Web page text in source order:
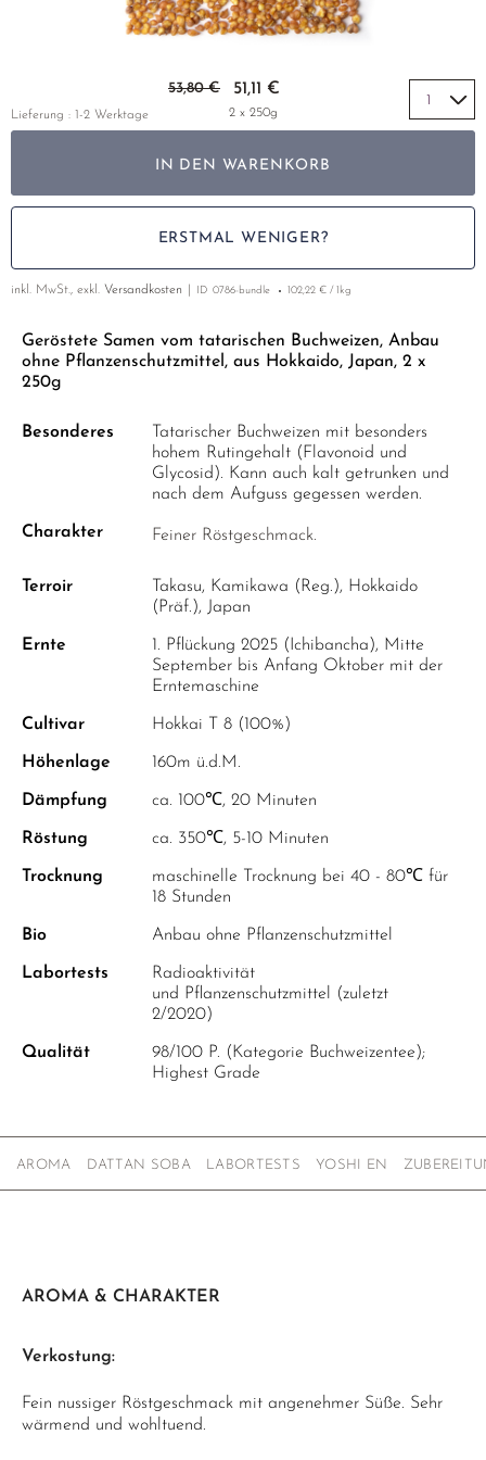
EMPFEHLUNGEN
GELBER TEE
SETS & GIFTS
PHOENIX DANCONG
ZHANGPING SHUI XIAN
EMPFEHLUNGEN
EMPFEHLUNGEN
SETS & GIFTS
NACH SORTE
HIBISKUSBLÜTEN
KURKUMA
LAVENDEL
LINDENBLÜTEN
NANA MINZE
PERUANISCHER SALBEI
ROSENKNOSPEN
SALBEI
SCHWARZE MALVE
THYMIAN
WEISSE MELISSE
YSOP
ZITRONENGRAS
ZITRONENMELISSE
Geröstete Samen vom tatarischen Buchweizen, Anbau
ohne Pflanzenschutzmittel, aus Hokkaido, Japan, 2 x
250g
Besonderes
Tatarischer Buchweizen mit besonders
hohem Rutingehalt (Flavonoid und
Glycosid). Kann auch kalt getrunken und
nach dem Aufguss gegessen werden.
Charakter Feiner Röstgeschmack.
Terroir
Takasu, Kamikawa (Reg.), Hokkaido
(Präf.), Japan
Ernte
1. Pflückung 2025 (Ichibancha), Mitte
September bis Anfang Oktober mit der
Erntemaschine
Cultivar Hokkai T 8 (100%)
Höhenlage 160m ü.d.M.
Dämpfung ca. 100℃, 20 Minuten
Röstung ca. 350℃, 5-10 Minuten
Trocknung
maschinelle Trocknung bei 40 - 80℃ für
18 Stunden
Bio Anbau ohne Pflanzenschutzmittel
Labortests
Radioaktivität
und Pflanzenschutzmittel (zuletzt
2/2020)
Qualität
98/100 P. (Kategorie Buchweizentee);
Highest Grade
51,11 €
53,80 €
2 x 250g
IN DEN WARENKORB
ERSTMAL WENIGER?
Lieferung : 1-2 Werktage
inkl. MwSt., exkl. Versandkosten ID 0786-bundle 102,22 € / 1kg
AROMA DATTAN SOBA LABORTESTS YOSHI EN
AROMA & CHARAKTER
Verkostung:
Fein nussiger Röstgeschmack mit angenehmer Süße. Sehr
wärmend und wohltuend.